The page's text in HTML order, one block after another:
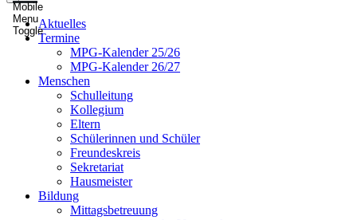
Mobile
Menu
Toggle
Aktuelles
Termine
MPG-Kalender 25/26
MPG-Kalender 26/27
Menschen
Schulleitung
Kollegium
Eltern
Schülerinnen und Schüler
Freundeskreis
Sekretariat
Hausmeister
Bildung
Mittagsbetreuung